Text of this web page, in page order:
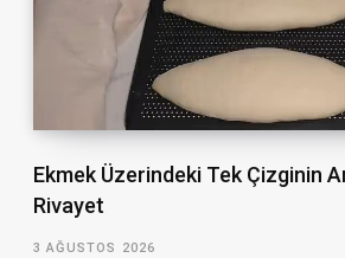
Ekmek Üzerindeki Tek Çizginin
Rivayet
3 AĞUSTOS 2026